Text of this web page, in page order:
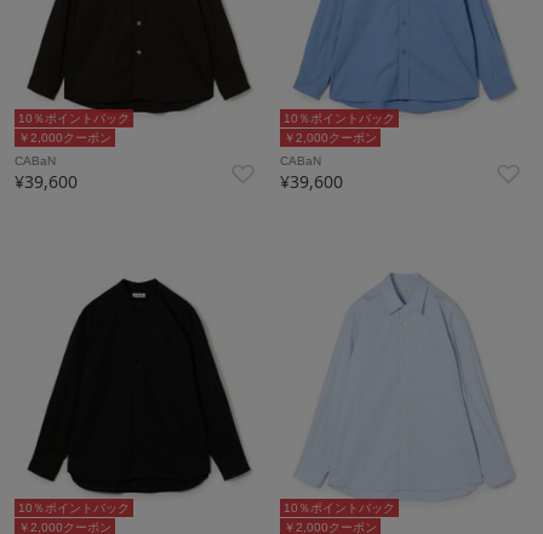
￥2,000クーポン
10％ポイントバック
CABaN
¥39,600
￥2,000クーポン
10％ポイントバック
CABaN
¥39,600
￥2,000クーポン
10％ポイントバック
￥2,000クーポン
10％ポイントバック